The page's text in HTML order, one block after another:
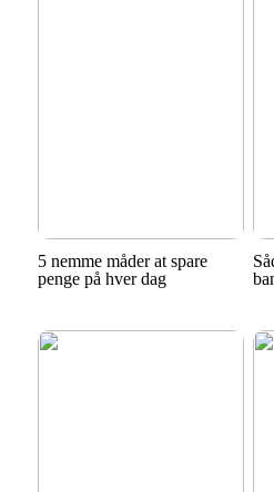
5 nemme måder at spare
penge på hver dag